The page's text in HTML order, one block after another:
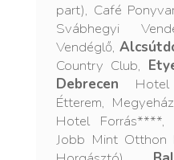
part), Café
Svábhegyi
Vendéglő,
Country Club,
Debrecen Hotel
Étterem,
Hotel Forrás****,
Jobb Mint Otthon